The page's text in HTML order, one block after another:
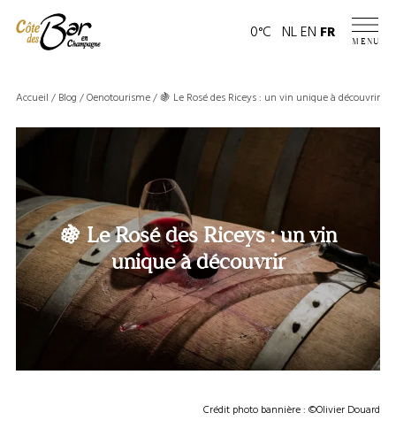
0°C Page
NLEN FR MENU
Accueil / Blog /Oenotourisme/🍇 Le Rosé des Riceys : un vin unique à découvrir
🍇 Le Rosé des Riceys : un vin
unique à découvrir
Crédit photo bannière : ©Olivier Douard
Panneau de gestion des cookies